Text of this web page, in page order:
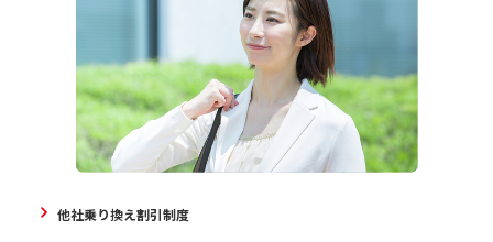
他社乗り換え割引制度